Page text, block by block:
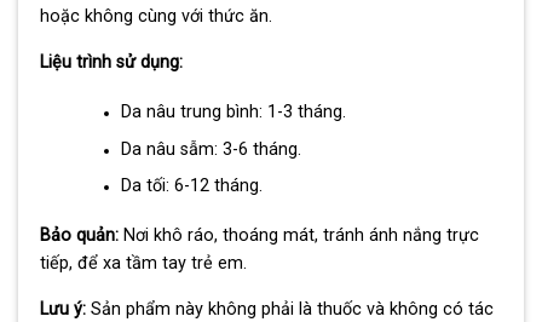
hoặc không cùng với thức ăn.
Liệu trình sử dụng:
Da nâu trung bình: 1-3 tháng.
Da nâu sẫm: 3-6 tháng.
Da tối: 6-12 tháng.
Bảo quản: Nơi khô ráo, thoáng mát, tránh ánh nắng trực
tiếp, để xa tầm tay trẻ em.
Lưu ý: Sản phẩm này không phải là thuốc và không có tác